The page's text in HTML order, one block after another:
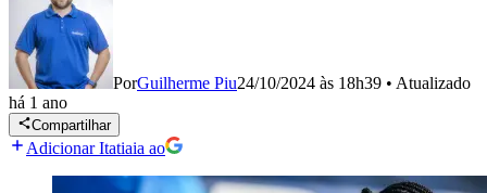
PorGuilherme Piu24/10/2024 às 18h39 • Atualizado
há 1 ano
Compartilhar
Adicionar Itatiaia ao